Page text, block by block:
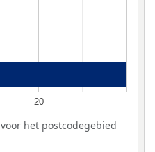
20
voor het postcodegebied